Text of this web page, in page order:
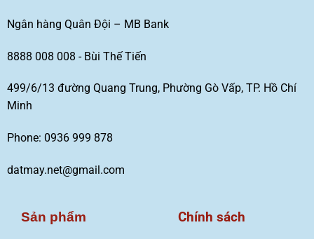
Ngân hàng Quân Đội – MB Bank
8888 008 008 - Bùi Thế Tiến
499/6/13 đường Quang Trung, Phường Gò Vấp, TP. Hồ Chí
Minh
Phone: 0936 999 878
datmay.net@gmail.com
Sản phẩm Chính sách